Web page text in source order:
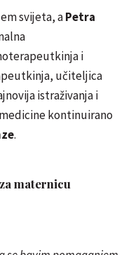
svijeta, aPetra
i
učiteljica
istraživanja i
kontinuirano
.
maternicu